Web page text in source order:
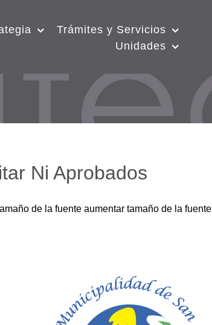
Trámites y Servicios
Unidades
Ni Aprobados
de la fuente aumentar tamaño de la fuente